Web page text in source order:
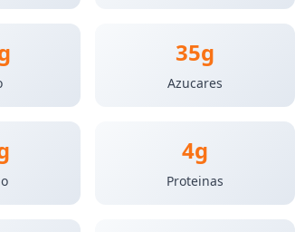
35g
Azucares
4g
Proteinas